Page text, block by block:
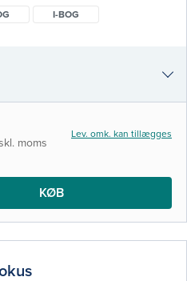
i epidemiologi ved de
op omkring
I-BOG
moms
Lev. omk. kan tillægges
KØB